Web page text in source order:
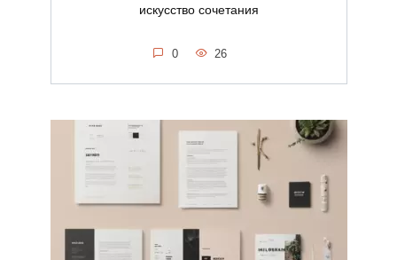
искусство сочетания
0 26